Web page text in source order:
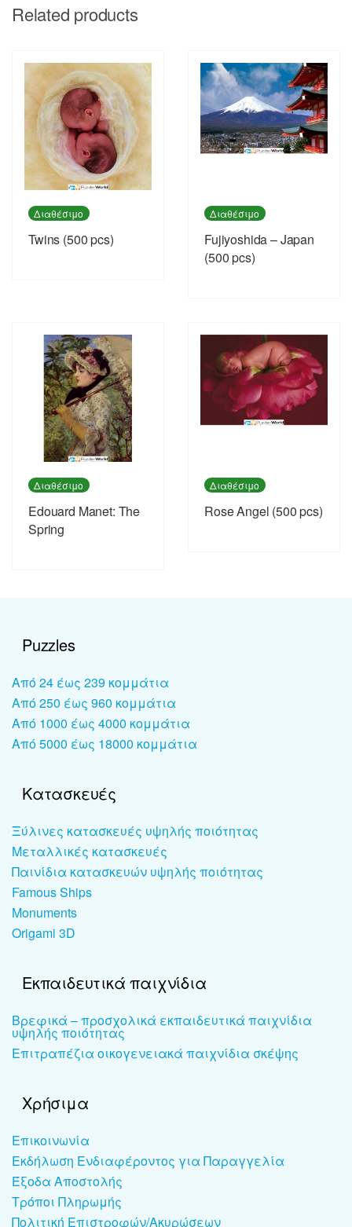
Related products
Διαθέσιμο
Twins (500 pcs)
Διαθέσιμο
Fujiyoshida – Japan
(500 pcs)
Διαθέσιμο
Εdouard Manet: The
Spring
Διαθέσιμο
Rose Angel (500 pcs)
Puzzles
Από 24 έως 239 κομμάτια
Από 250 έως 960 κομμάτια
Από 1000 έως 4000 κομμάτια
Από 5000 έως 18000 κομμάτια
Κατασκευές
Ξύλινες κατασκευές υψηλής ποιότητας
Μεταλλικές κατασκευές
Παινίδια κατασκευών υψηλής ποιότητας
Famous Ships
Monuments
Origami 3D
Εκπαιδευτικά παιχνίδια
Βρεφικά – προσχολικά εκπαιδευτικά παιχνίδια
υψηλής ποιότητας
Επιτραπέζια οικογενειακά παιχνίδια σκέψης
Χρήσιμα
Επικοινωνία
Εκδήλωση Ενδιαφέροντος για Παραγγελία
Έξοδα Αποστολής
Τρόποι Πληρωμής
Πολιτική Επιστροφών/Ακυρώσεων